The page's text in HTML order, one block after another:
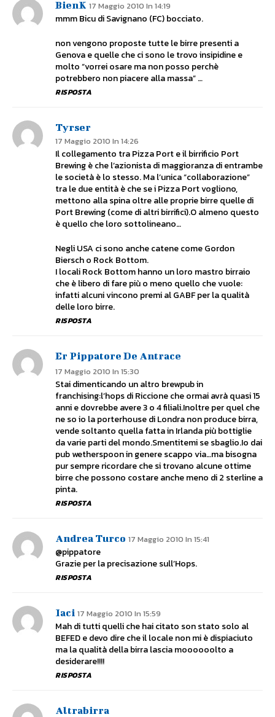
BienK 17 Maggio 2010 In 14:19
mmm Bicu di Savignano (FC) bocciato.
non vengono proposte tutte le birre presenti a
Genova e quelle che ci sono le trovo insipidine e
molto “vorrei osare ma non posso perchè
potrebbero non piacere alla massa” …
RISPOSTA
Tyrser
17 Maggio 2010 In 14:26
Il collegamento tra Pizza Port e il birrificio Port
Brewing è che l’azionista di maggioranza di entrambe
le società è lo stesso. Ma l’unica “collaborazione”
tra le due entità è che se i Pizza Port vogliono,
mettono alla spina oltre alle proprie birre quelle di
Port Brewing (come di altri birrifici).O almeno questo
è quello che loro sottolineano…
Negli USA ci sono anche catene come Gordon
Biersch o Rock Bottom.
I locali Rock Bottom hanno un loro mastro birraio
che è libero di fare più o meno quello che vuole:
infatti alcuni vincono premi al GABF per la qualità
delle loro birre.
RISPOSTA
Er Pippatore De Antrace
17 Maggio 2010 In 15:30
Stai dimenticando un altro brewpub in
franchising:l’hops di Riccione che ormai avrà quasi 15
anni e dovrebbe avere 3 o 4 filiali.Inoltre per quel che
ne so io la porterhouse di Londra non produce birra,
vende soltanto quella fatta in Irlanda più bottiglie
da varie parti del mondo.Smentitemi se sbaglio.Io dai
pub wetherspoon in genere scappo via…ma bisogna
pur sempre ricordare che si trovano alcune ottime
birre che possono costare anche meno di 2 sterline a
pinta.
RISPOSTA
Andrea Turco 17 Maggio 2010 In 15:41
@pippatore
Grazie per la precisazione sull’Hops.
RISPOSTA
Iaci 17 Maggio 2010 In 15:59
Mah di tutti quelli che hai citato son stato solo al
BEFED e devo dire che il locale non mi è dispiaciuto
ma la qualità della birra lascia moooooolto a
desiderare!!!!
RISPOSTA
Altrabirra